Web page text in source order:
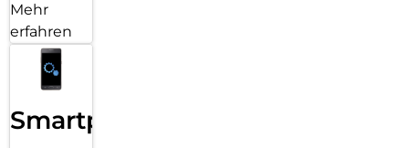
Mehr
erfahren
Smartphone